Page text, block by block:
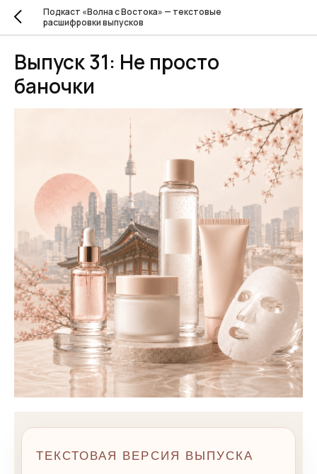
Подкаст «Волна с Востока» — текстовые
расшифровки выпусков
Выпуск 31: Не просто
баночки
ТЕКСТОВАЯ ВЕРСИЯ ВЫПУСКА